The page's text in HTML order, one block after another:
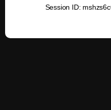
Session ID: